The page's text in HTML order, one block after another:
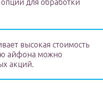
для обработки
высокая стоимость
айфона можно
акций.